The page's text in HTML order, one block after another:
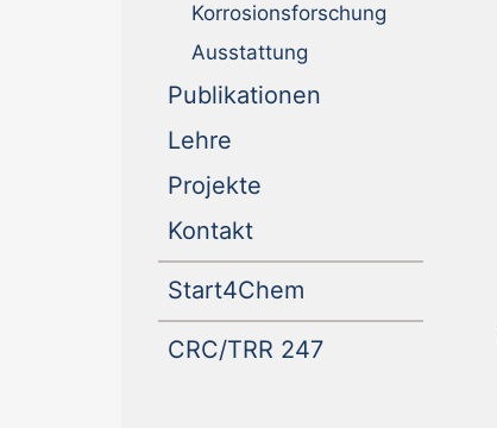
Korrosionsforschung
Ausstattung
Publikationen
Lehre
Projekte
Kontakt(current)
Start4Chem
CRC/TRR 247(current)